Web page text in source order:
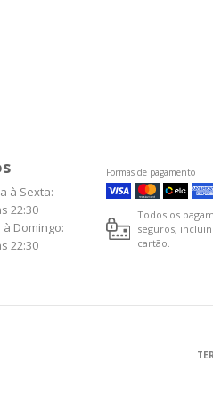
à Sexta:
22:30
Domingo:
22:30
Formas de pagamento
Todos os
seguros,
cartão.